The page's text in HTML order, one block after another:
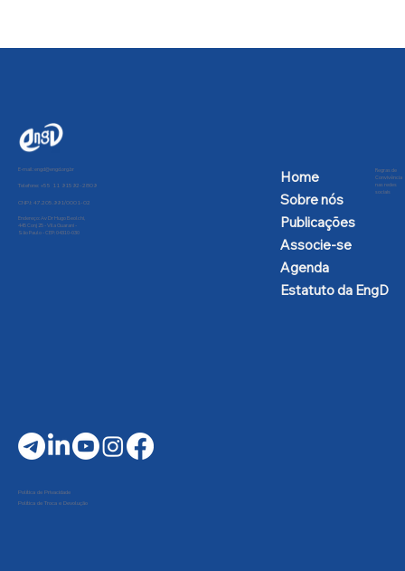
E-mail:engd@engd.org.br
Telefone: +55 11 91592-2809
CNPJ: 47.205.991/0001-02
Endereço: Av Dr Hugo Beolchi,
445 Conj 25 - Vila Guarani -
São Paulo - CEP: 04310-030
Home
Sobre nós
Publicações
Associe-se
Agenda
Estatuto da EngD
Regras de
Convivência
nas redes
sociais
Política de Privacidade
Política de Troca e Devolução